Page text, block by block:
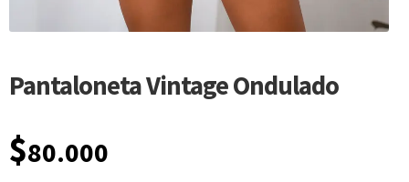
Pantaloneta Vintage Ondulado
$80.000